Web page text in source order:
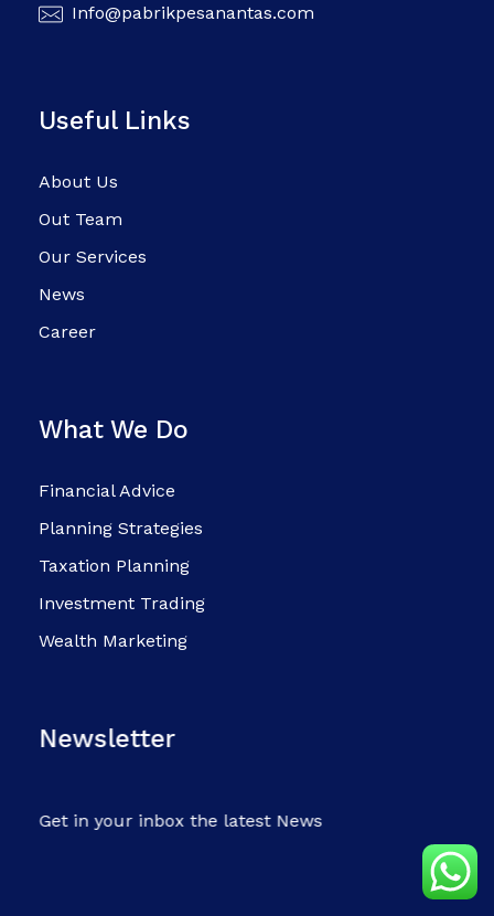
Info@pabrikpesanantas.com
Useful Links
About Us
Out Team
Our Services
News
Career
What We Do
Financial Advice
Planning Strategies
Taxation Planning
Investment Trading
Wealth Marketing
Newsletter
Get in your inbox the latest News